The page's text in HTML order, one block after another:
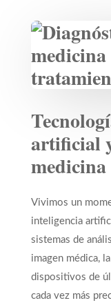
artificial
medicina
Vivimos un
inteligencia
sistemas de
imagen médica,
dispositivos de
cada vez más